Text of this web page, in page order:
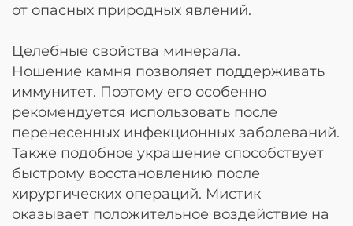
от опасных природных явлений.
Целебные свойства минерала.
Ношение камня позволяет поддерживать
иммунитет. Поэтому его особенно
рекомендуется использовать после
перенесенных инфекционных заболеваний.
Также подобное украшение способствует
быстрому восстановлению после
хирургических операций. Мистик
оказывает положительное воздействие на